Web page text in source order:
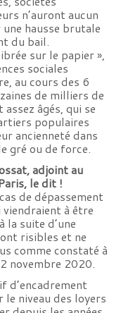
n’auront aucun
hausse brutale
du bail.
sur le papier »,
sociales
au cours des 6
de milliers de
âgés, qui se
populaires
ancienneté dans
gré ou de force.
adjoint au
le dit !
de dépassement
à être
la suite d’une
risibles et ne
comme constaté à
novembre 2020.
d’encadrement
niveau des loyers